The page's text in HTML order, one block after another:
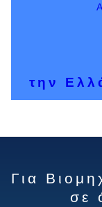
την
Για
σε